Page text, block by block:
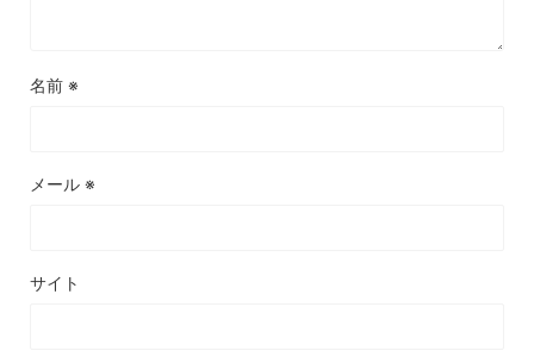
名前 ※
メール ※
サイト